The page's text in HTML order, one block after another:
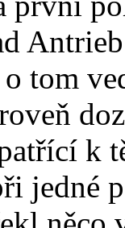
tom
k
jedné